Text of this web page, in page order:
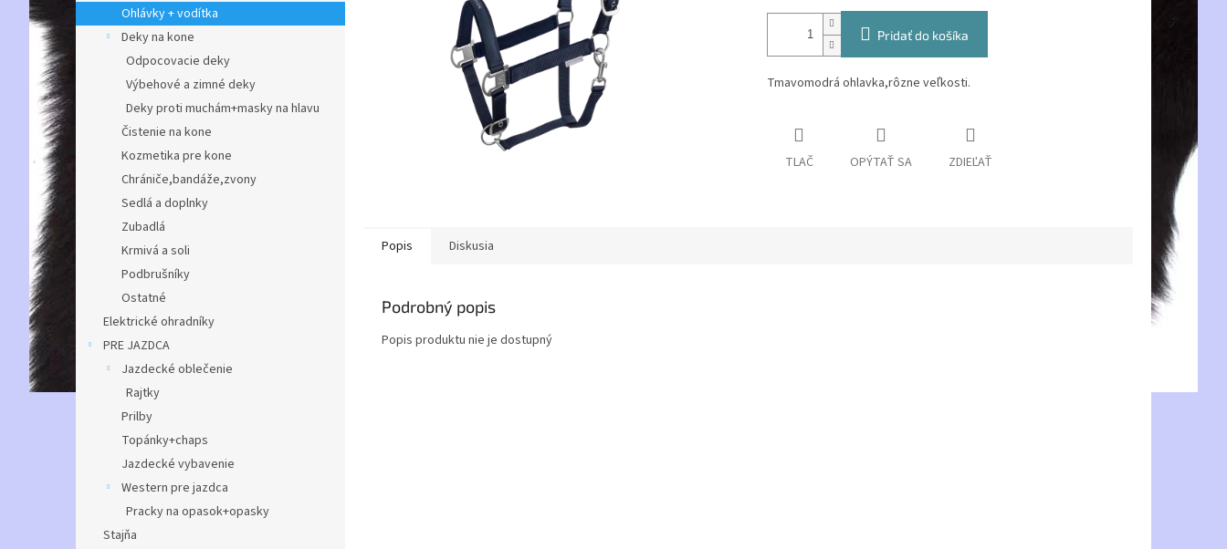
Ohlávky + vodítka
Deky na kone
Odpocovacie deky
Výbehové a zimné deky
Deky proti muchám+masky na hlavu
Čistenie na kone
Kozmetika pre kone
Chrániče,bandáže,zvony
Sedlá a doplnky
Zubadlá
Krmivá a soli
Podbrušníky
Ostatné
Elektrické ohradníky
PRE JAZDCA
Jazdecké oblečenie
Rajtky
Prilby
Topánky+chaps
Jazdecké vybavenie
Western pre jazdca
Pracky na opasok+opasky
Stajňa
Pridať do košíka
Tmavomodrá ohlavka,rôzne veľkosti.
TLAČ OPÝTAŤ SA ZDIEĽAŤ
Popis Diskusia
Podrobný popis
Popis produktu nie je dostupný